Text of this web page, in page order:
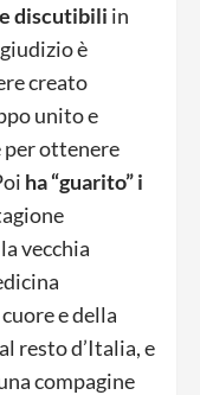
discutibili in
è
creato
unito e
ottenere
ha “guarito” i
vecchia
e della
resto d’Italia, e
compagine